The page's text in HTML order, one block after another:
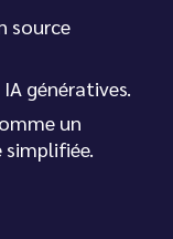
source
génératives.
un